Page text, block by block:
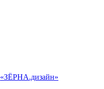
«ЗЁРНА.дизайн»